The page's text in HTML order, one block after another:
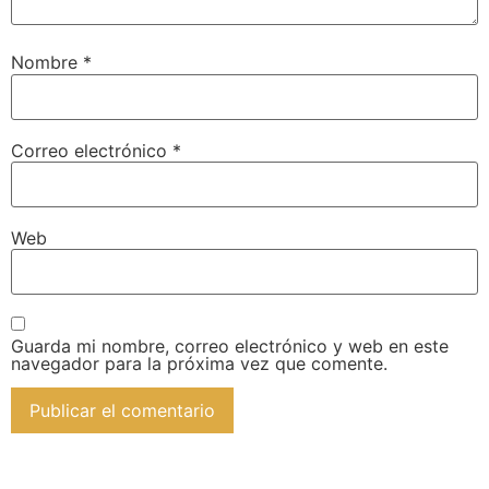
Nombre *
Correo electrónico *
Web
Guarda mi nombre, correo electrónico y web en este
navegador para la próxima vez que comente.